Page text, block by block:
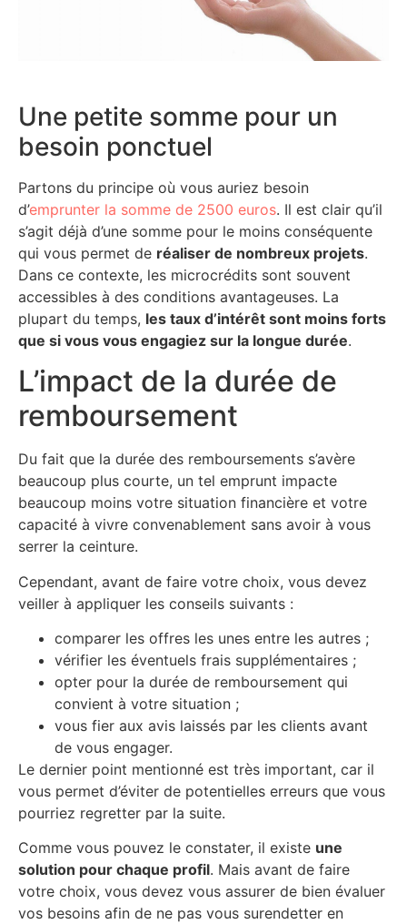
Une petite somme pour un
besoin ponctuel
Partons du principe où vous auriez besoin
d’emprunter la somme de 2500 euros. Il est clair qu’il
s’agit déjà d’une somme pour le moins conséquente
qui vous permet de réaliser de nombreux projets.
Dans ce contexte, les microcrédits sont souvent
accessibles à des conditions avantageuses. La
plupart du temps, les taux d’intérêt sont moins forts
que si vous vous engagiez sur la longue durée.
L’impact de la durée de
remboursement
Du fait que la durée des remboursements s’avère
beaucoup plus courte, un tel emprunt impacte
beaucoup moins votre situation financière et votre
capacité à vivre convenablement sans avoir à vous
serrer la ceinture.
Cependant, avant de faire votre choix, vous devez
veiller à appliquer les conseils suivants :
comparer les offres les unes entre les autres ;
vérifier les éventuels frais supplémentaires ;
opter pour la durée de remboursement qui
convient à votre situation ;
vous fier aux avis laissés par les clients avant
de vous engager.
Le dernier point mentionné est très important, car il
vous permet d’éviter de potentielles erreurs que vous
pourriez regretter par la suite.
Comme vous pouvez le constater, il existe une
solution pour chaque profil. Mais avant de faire
votre choix, vous devez vous assurer de bien évaluer
vos besoins afin de ne pas vous surendetter en